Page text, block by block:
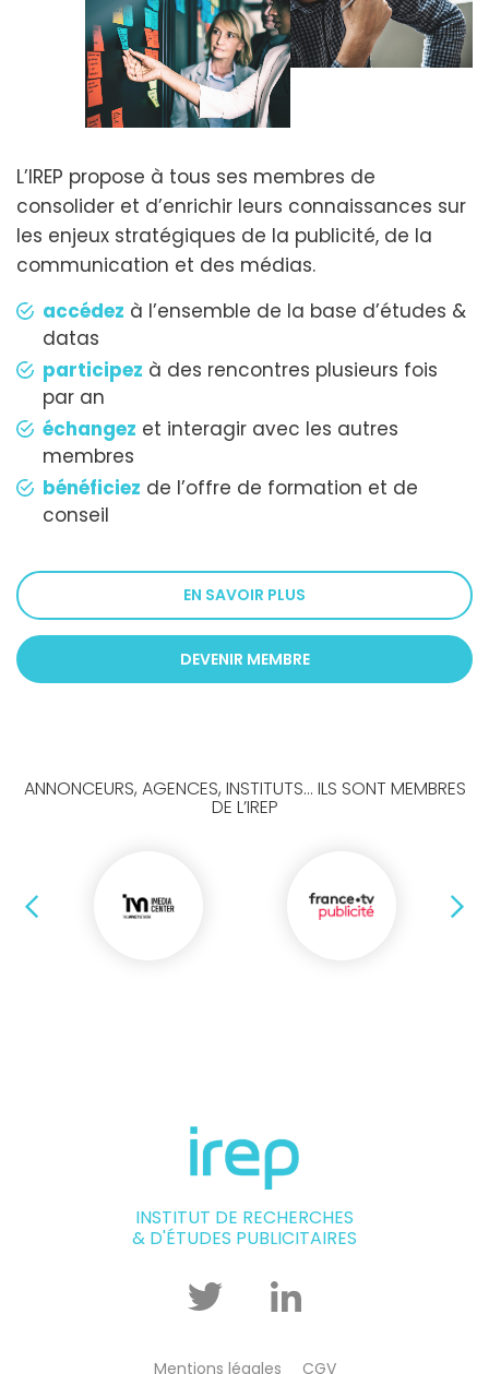
L’IREP propose à tous ses membres de
consolider et d’enrichir leurs connaissances sur
les enjeux stratégiques de la publicité, de la
communication et des médias.
accédez à l’ensemble de la base d’études &
datas
participez à des rencontres plusieurs fois
par an
échangez et interagir avec les autres
membres
bénéficiez de l’offre de formation et de
conseil
EN SAVOIR PLUS
DEVENIR MEMBRE
ANNONCEURS, AGENCES, INSTITUTS... ILS SONT MEMBRES
DE L’IREP
Précédent
INSTITUT DE RECHERCHES
& D'ÉTUDES PUBLICITAIRES
Twitter Linkedin
Mentions légales CGV